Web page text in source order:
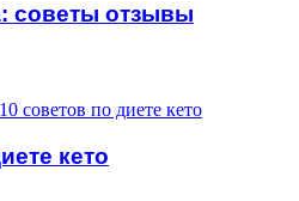
советы отзывы
кето